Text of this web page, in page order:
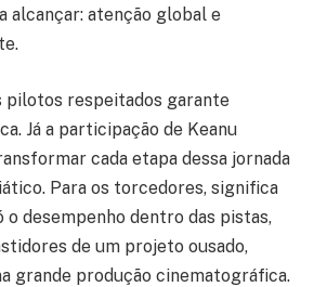
alcançar: atenção global e
pilotos respeitados garante
Já a participação de Keanu
cada etapa dessa jornada
Para os torcedores, significa
o desempenho dentro das pistas,
de um projeto ousado,
grande produção cinematográfica.